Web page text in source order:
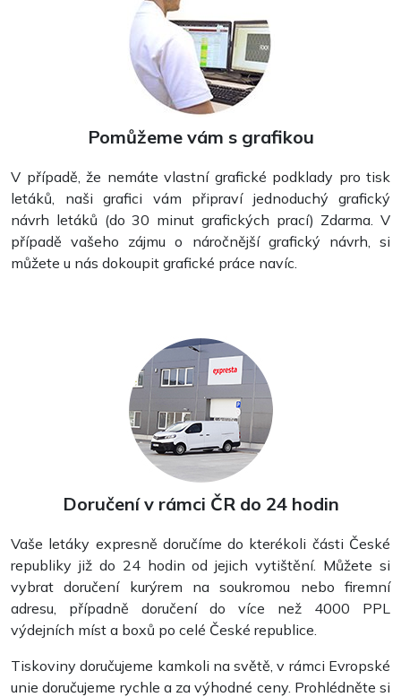
Vizitky
Razítka
Pomůžeme vám s grafikou
V případě, že nemáte vlastní grafické podklady pro tisk
letáků, naši grafici vám připraví jednoduchý grafický
návrh letáků (do 30 minut grafických prací) Zdarma. V
případě vašeho zájmu o náročnější grafický návrh, si
můžete u nás dokoupit grafické práce navíc.
Doručení v rámci ČR do 24 hodin
Vaše letáky expresně doručíme do kterékoli části České
republiky již do 24 hodin od jejich vytištění. Můžete si
vybrat doručení kurýrem na soukromou nebo firemní
adresu, případně doručení do více než 4000 PPL
výdejních míst a boxů po celé České republice.
Tiskoviny doručujeme kamkoli na světě, v rámci Evropské
unie doručujeme rychle a za výhodné ceny. Prohlédněte si